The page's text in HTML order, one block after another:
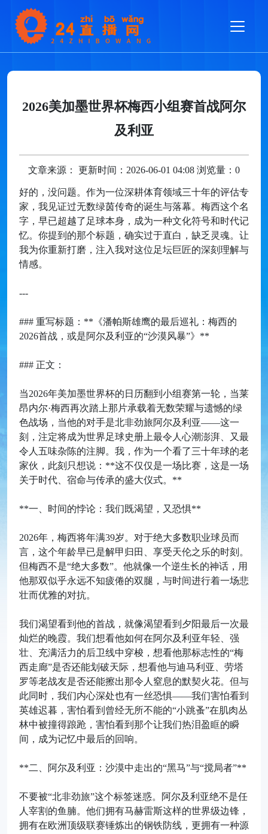
2026美加墨世界杯梅西小组赛首战阿尔
及利亚
文章来源： 更新时间：2026-06-01 04:08 浏览量：0
好的，没问题。作为一位深耕体育领域三十年的评估专
家，我见证过无数绿茵传奇的诞生与落幕。梅西这个名
字，早已超越了足球本身，成为一种文化符号和时代记
忆。你提到的那个标题，确实过于直白，缺乏灵魂。让
我为你重新打磨，注入我对这位足坛巨匠的深刻理解与
情感。
---
### 重写标题：**《潘帕斯雄鹰的最后巡礼：梅西的
2026首战，或是阿尔及利亚的“沙漠风暴”》**
### 正文：
当2026年美加墨世界杯的日历翻到小组赛第一轮，当莱
昂内尔·梅西再次踏上那片承载着无数荣耀与遗憾的绿
色战场，当他的对手是北非劲旅阿尔及利亚——这一
刻，注定将成为世界足球史册上最令人心潮澎湃、又最
令人五味杂陈的注脚。我，作为一个看了三十年球的老
家伙，此刻只想说：**这不仅仅是一场比赛，这是一场
关于时代、宿命与传承的盛大仪式。**
**一、时间的悖论：我们既渴望，又恐惧**
2026年，梅西将年满39岁。对于绝大多数职业球员而
言，这个年龄早已是解甲归田、享受天伦之乐的时刻。
但梅西不是“绝大多数”。他就像一个逆生长的神话，用
他那双似乎永远不知疲倦的双腿，与时间进行着一场悲
壮而优雅的对抗。
我们渴望看到他的首战，就像渴望看到夕阳最后一次最
灿烂的晚霞。我们想看他如何在阿尔及利亚年轻、强
壮、充满活力的后卫线中穿梭，想看他那标志性的“梅
西走廊”是否还能划破天际，想看他与迪马利亚、劳塔
罗等老战友是否还能擦出那令人窒息的默契火花。但与
此同时，我们内心深处也有一丝恐惧——我们害怕看到
英雄迟暮，害怕看到曾经无所不能的“小跳蚤”在肌肉丛
林中被撞得踉跄，害怕看到那个让我们热泪盈眶的瞬
间，成为记忆中最后的回响。
**二、阿尔及利亚：沙漠中走出的“黑马”与“搅局者”**
不要被“北非劲旅”这个标签迷惑。阿尔及利亚绝不是任
人宰割的鱼腩。他们拥有马赫雷斯这样的世界级边锋，
拥有在欧洲顶级联赛锤炼出的钢铁防线，更拥有一种源